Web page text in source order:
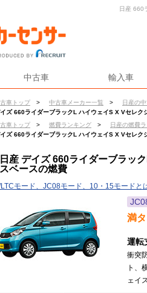
中古車 輸入車
車トップ > 中古車メーカー一覧 > 日産の
ズ 660ライダーブラックL ハイウェイS X Vセレ
車トップ
> 燃費ランキング > 日産の燃費
ズ 660ライダーブラックL ハイウェイS X Vセレ
日産 660
日産 デイズ 660ライダーブラッ
スベースの燃費
モード、JC08モード、10・15モードと
満
運転
衝突
ト、
ェイ